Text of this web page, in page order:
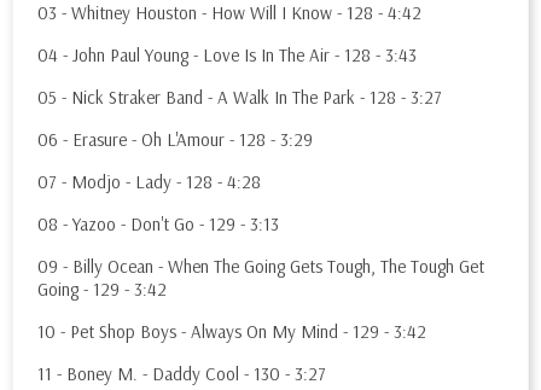
03 - Whitney Houston - How Will I Know - 128 - 4:42
04 - John Paul Young - Love Is In The Air - 128 - 3:43
05 - Nick Straker Band - A Walk In The Park - 128 - 3:27
06 - Erasure - Oh L'Amour - 128 - 3:29
07 - Modjo - Lady - 128 - 4:28
08 - Yazoo - Don't Go - 129 - 3:13
09 - Billy Ocean - When The Going Gets Tough, The Tough Get
Going - 129 - 3:42
10 - Pet Shop Boys - Always On My Mind - 129 - 3:42
11 - Boney M. - Daddy Cool - 130 - 3:27